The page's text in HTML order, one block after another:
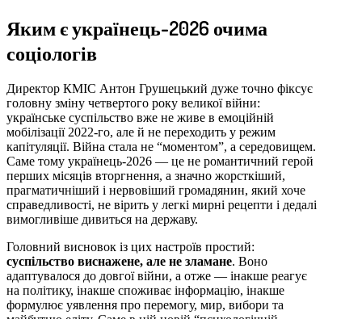
Яким є українець-2026 очима
соціологів
Директор КМІС Антон Грушецький дуже точно фіксує
головну зміну четвертого року великої війни:
українське суспільство вже не живе в емоційній
мобілізації 2022-го, але й не переходить у режим
капітуляції. Війна стала не “моментом”, а середовищем.
Саме тому українець-2026 — це не романтичний герой
перших місяців вторгнення, а значно жорсткіший,
прагматичніший і нервовіший громадянин, який хоче
справедливості, не вірить у легкі мирні рецепти і дедалі
вимогливіше дивиться на державу.
Головний висновок із цих настроїв простий:
суспільство виснажене, але не зламане. Воно
адаптувалося до довгої війни, а отже — інакше реагує
на політику, інакше споживає інформацію, інакше
формулює уявлення про перемогу, мир, вибори та